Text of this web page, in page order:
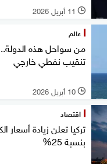
l 11 أبريل 2026
عالم
من سواحل هذه الدولة..
تنقيب نفطي خارجي
l 10 أبريل 2026
اقتصاد
تركيا تعلن زيادة أسعار
بنسبة 25%